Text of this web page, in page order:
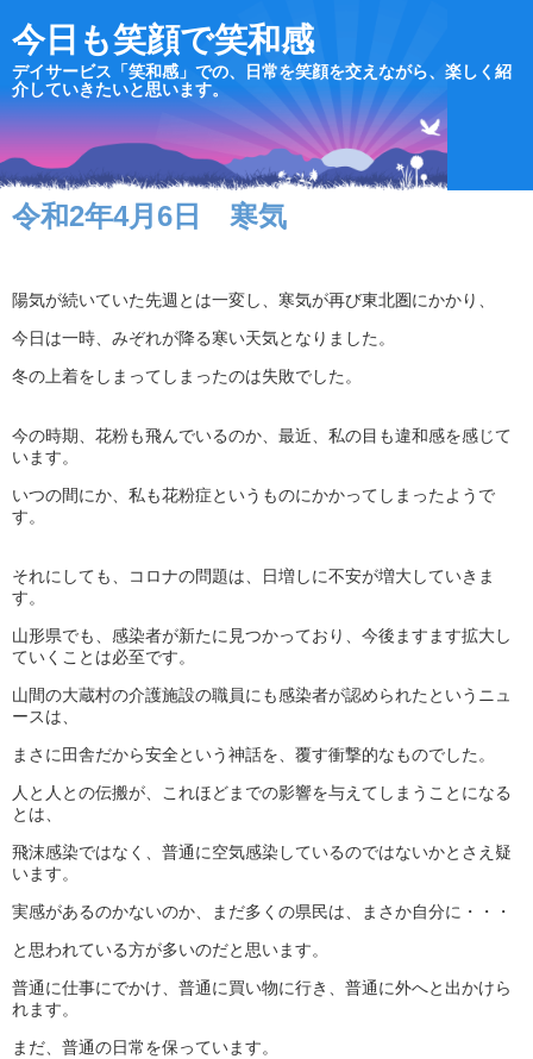
今日も笑顔で笑和感
デイサービス「笑和感」での、日常を笑顔を交えながら、楽しく紹
介していきたいと思います。
令和2年4月6日 寒気
陽気が続いていた先週とは一変し、寒気が再び東北圏にかかり、
今日は一時、みぞれが降る寒い天気となりました。
冬の上着をしまってしまったのは失敗でした。
今の時期、花粉も飛んでいるのか、最近、私の目も違和感を感じて
います。
いつの間にか、私も花粉症というものにかかってしまったようで
す。
それにしても、コロナの問題は、日増しに不安が増大していきま
す。
山形県でも、感染者が新たに見つかっており、今後ますます拡大し
ていくことは必至です。
山間の大蔵村の介護施設の職員にも感染者が認められたというニュ
ースは、
まさに田舎だから安全という神話を、覆す衝撃的なものでした。
人と人との伝搬が、これほどまでの影響を与えてしまうことになる
とは、
飛沫感染ではなく、普通に空気感染しているのではないかとさえ疑
います。
実感があるのかないのか、まだ多くの県民は、まさか自分に・・・
と思われている方が多いのだと思います。
普通に仕事にでかけ、普通に買い物に行き、普通に外へと出かけら
れます。
まだ、普通の日常を保っています。